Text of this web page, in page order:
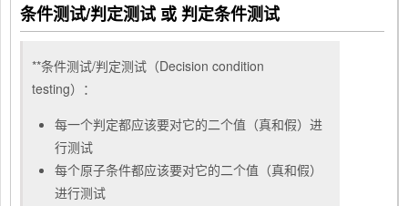
条件测试/判定测试 或 判定条件测试
**条件测试/判定测试（Decision condition
testing）：
每一个判定都应该要对它的二个值（真和假）进
行测试
每个原子条件都应该要对它的二个值（真和假）
进行测试